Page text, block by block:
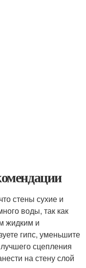
стены сухие и
воды, так как
жидким и
гипс, уменьшите
сцепления
на стену слой